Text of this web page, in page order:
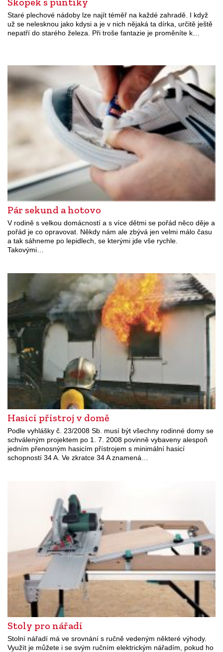
Staré plechové nádoby lze najít téměř na každé zahradě. I když
už se nelesknou jako kdysi a je v nich nějaká ta dírka, určitě ještě
nepatří do starého železa. Při troše fantazie je proměníte k…
Pár sekund a hotovo
V rodině s velkou domácností a s více dětmi se pořád něco děje a
pořád je co opravovat. Někdy nám ale zbývá jen velmi málo času
a tak sáhneme po lepidlech, se kterými jde vše rychle.
Takovými…
Hasicí přístroj v domě
Podle vyhlášky č. 23/2008 Sb. musí být všechny rodinné domy se
schváleným projektem po 1. 7. 2008 povinně vybaveny alespoň
jedním přenosným hasicím přístrojem s minimální hasicí
schopností 34 A. Ve zkratce 34 A znamená…
Stoly pro nářadí
Stolní nářadí má ve srovnání s ručně vedeným některé výhody.
Využít je můžete i se svým ručním elektrickým nářadím, pokud ho